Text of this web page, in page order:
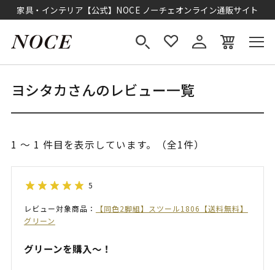
家具・インテリア【公式】NOCE ノーチェオンライン通販サイト
ヨシタカさんのレビュー一覧
1 ～ 1 件目を表示しています。（全1件）
5
レビュー対象商品：
【同色2脚組】スツール1806【送料無料】
グリーン
グリーンを購入〜！